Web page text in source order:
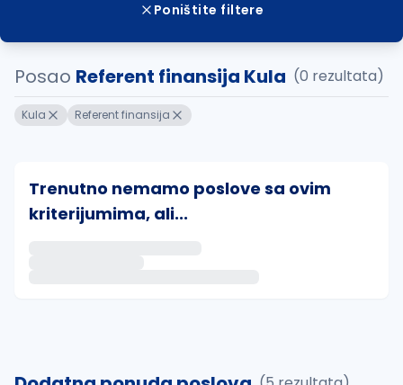
Poništite filtere
Posao Referent finansija Kula (0 rezultata)
Kula Referent finansija
Trenutno nemamo poslove sa ovim
kriterijumima, ali...